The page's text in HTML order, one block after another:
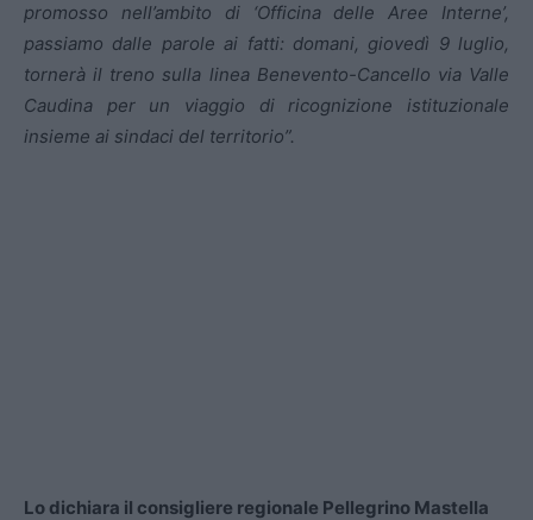
promosso nell’ambito di ‘Officina delle Aree Interne’,
passiamo dalle parole ai fatti: domani, giovedì 9 luglio,
tornerà il treno sulla linea Benevento-Cancello via Valle
Caudina per un viaggio di ricognizione istituzionale
insieme ai sindaci del territorio”.
Lo dichiara il consigliere regionale Pellegrino Mastella